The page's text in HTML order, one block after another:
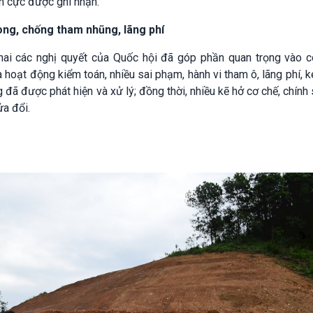
chống tham nhũng, lãng phí
các nghị quyết của Quốc hội đã góp phần quan trọng vào
hoạt động kiểm toán, nhiều sai phạm, hành vi tham ô, lãng phí,
được phát hiện và xử lý; đồng thời, nhiều kẽ hở cơ chế, chính
đổi.